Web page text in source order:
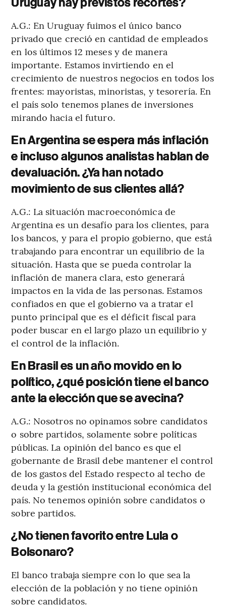
A.G.: En Uruguay fuimos el único banco
privado que creció en cantidad de empleados
en los últimos 12 meses y de manera
importante. Estamos invirtiendo en el
crecimiento de nuestros negocios en todos los
frentes: mayoristas, minoristas, y tesorería. En
el país solo tenemos planes de inversiones
mirando hacia el futuro.
En Argentina se espera más inflación
e incluso algunos analistas hablan de
devaluación. ¿Ya han notado
movimiento de sus clientes allá?
A.G.: La situación macroeconómica de
Argentina es un desafío para los clientes, para
los bancos, y para el propio gobierno, que está
trabajando para encontrar un equilibrio de la
situación. Hasta que se pueda controlar la
inflación de manera clara, esto generará
impactos en la vida de las personas. Estamos
confiados en que el gobierno va a tratar el
punto principal que es el déficit fiscal para
poder buscar en el largo plazo un equilibrio y
el control de la inflación.
En Brasil es un año movido en lo
político, ¿qué posición tiene el banco
ante la elección que se avecina?
A.G.: Nosotros no opinamos sobre candidatos
o sobre partidos, solamente sobre políticas
públicas. La opinión del banco es que el
gobernante de Brasil debe mantener el control
de los gastos del Estado respecto al techo de
deuda y la gestión institucional económica del
país. No tenemos opinión sobre candidatos o
sobre partidos.
¿No tienen favorito entre Lula o
Bolsonaro?
El banco trabaja siempre con lo que sea la
elección de la población y no tiene opinión
sobre candidatos.